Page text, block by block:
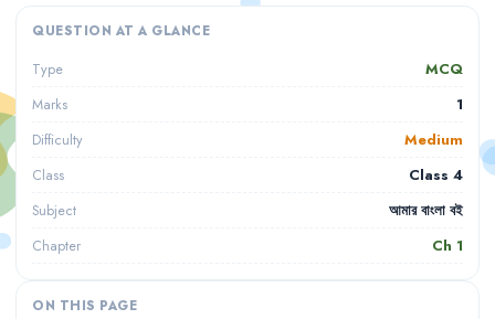
QUESTION AT A GLANCE
Type MCQ
Marks 1
Difficulty Medium
Class Class 4
Subject আমার বাংলা বই
Chapter Ch 1
ON THIS PAGE